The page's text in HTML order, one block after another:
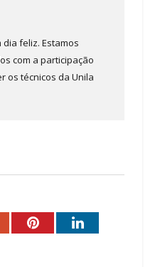
dia feliz. Estamos
com a participação
os técnicos da Unila
PinterestLinkedIn